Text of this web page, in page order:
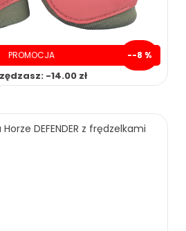
48.00 zł
PROMOCJA --8 %
-14.00 zł
DEFENDER z frędzelkami